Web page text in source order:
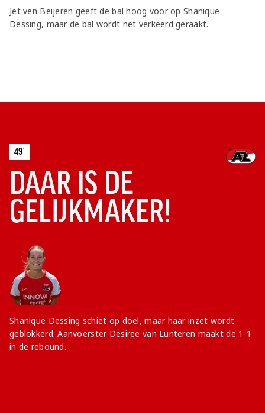
Jet ven Beijeren geeft de bal hoog voor op Shanique
Dessing, maar de bal wordt net verkeerd geraakt.
49'
DAAR IS DE
GELIJKMAKER!
Shanique Dessing schiet op doel, maar haar inzet wordt
geblokkerd. Aanvoerster Desiree van Lunteren maakt de 1-1
in de rebound.